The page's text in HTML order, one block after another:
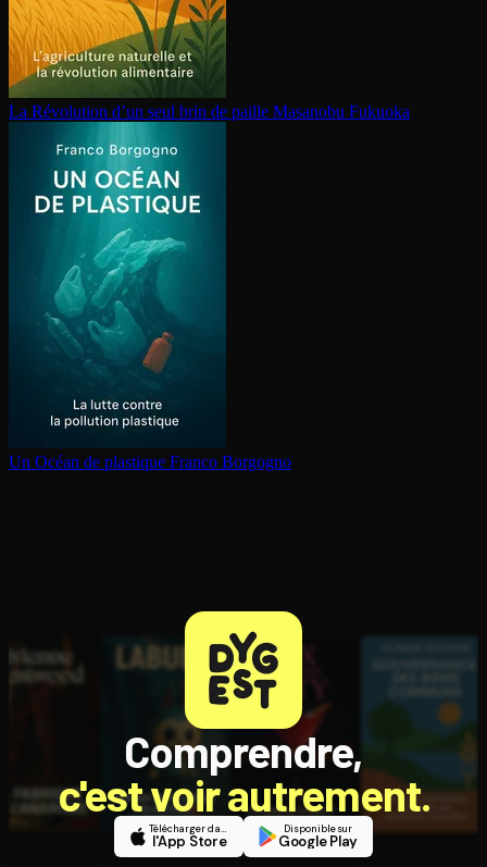
La Révolution d’un seul brin de paille Masanobu Fukuoka
Un Océan de plastique Franco Borgogno
Comprendre,
c'est voir autrement.
Télécharger dans
l'App Store
Disponible sur
Google Play